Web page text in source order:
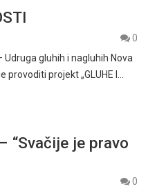
0
Udruga gluhih i nagluhih Nova
projekt „GLUHE I…
“Svačije je pravo
0